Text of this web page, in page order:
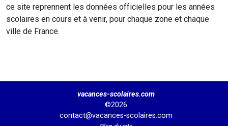
ce site reprennent les données officielles pour les années
scolaires en cours et à venir, pour chaque zone et chaque
ville de France.
vacances-scolaires.com
©2026
contact@vacances-scolaires.com